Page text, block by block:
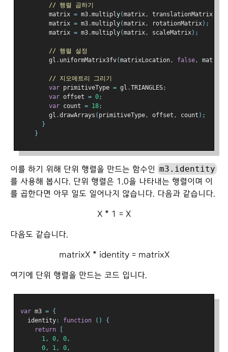
// 행렬 곱하기
        matrix
= m3.multiply(matrix, translationMatrix
        matrix
= m3.multiply(matrix, rotationMatrix);
        matrix
= m3.multiply(matrix, scaleMatrix);
// 행렬 설정
        gl
. uniformMatrix3fv(matrixLocation, false, matrix
// 지오메트리 그리기
var primitiveType = gl .TRIANGLES;
var offset = 0;
var count = 18;
        gl
.drawArrays ( primitiveType, offset , count );
}
}
이를 하기 위해 단위 행렬을 만드는 함수인 m3.identity
를 사용해 봅시다. 단위 행렬은 1.0을 나타내는 행렬이며 이
를 곱한다면 아무 일도 일어나지 않습니다. 다음과 같습니다.
X * 1 = X
다음도 같습니다.
matrixX * identity = matrixX
여기에 단위 행렬을 만드는 코드 입니다.
var m3 = {
  identity
: function ()
{
return
1, 0, 0,
0, 1, 0,